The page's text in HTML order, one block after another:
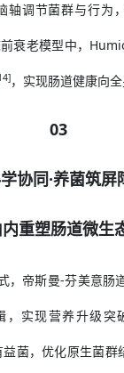
轴调节菌群与行为
衰老模型中，
，实现肠道健康向全
03
协同·养菌筑屏
内重塑肠道微生
，帝斯曼-芬美意肠
实现营养升级突
菌，优化原生菌